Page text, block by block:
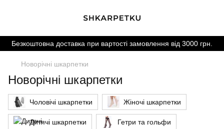
Безкоштовна доставка при вартості замовлення від 3000 грн.
Новорічні шкарпетки
Новорічні шкарпетки
Чоловічі шкарпетки Жіночі шкарпетки
Дитячі шкарпетки Гетри та гольфи